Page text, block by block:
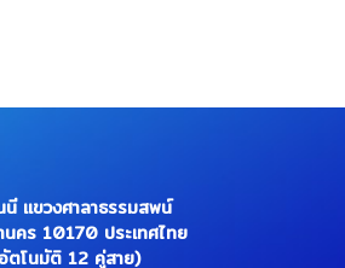
แขวงศาลาธรรมสพน์
คร 10170 ประเทศไทย
โนมัติ 12 คู่สาย)